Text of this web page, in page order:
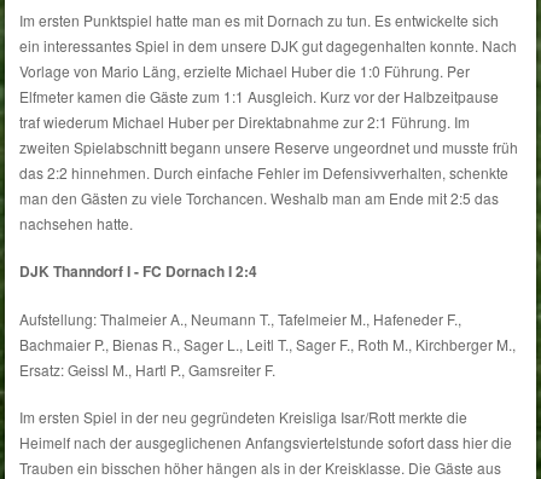
Im ersten Punktspiel hatte man es mit Dornach zu tun. Es entwickelte sich
ein interessantes Spiel in dem unsere DJK gut dagegenhalten konnte. Nach
Vorlage von Mario Läng, erzielte Michael Huber die 1:0 Führung. Per
Elfmeter kamen die Gäste zum 1:1 Ausgleich. Kurz vor der Halbzeitpause
traf wiederum Michael Huber per Direktabnahme zur 2:1 Führung. Im
zweiten Spielabschnitt begann unsere Reserve ungeordnet und musste früh
das 2:2 hinnehmen. Durch einfache Fehler im Defensivverhalten, schenkte
man den Gästen zu viele Torchancen. Weshalb man am Ende mit 2:5 das
nachsehen hatte.
DJK Thanndorf I - FC Dornach I 2:4
Aufstellung: Thalmeier A., Neumann T., Tafelmeier M., Hafeneder F.,
Bachmaier P., Bienas R., Sager L., Leitl T., Sager F., Roth M., Kirchberger M.,
Ersatz: Geissl M., Hartl P., Gamsreiter F.
Im ersten Spiel in der neu gegründeten Kreisliga Isar/Rott merkte die
Heimelf nach der ausgeglichenen Anfangsviertelstunde sofort dass hier die
Trauben ein bisschen höher hängen als in der Kreisklasse. Die Gäste aus